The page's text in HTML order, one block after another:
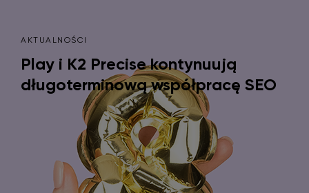
AKTUALNOŚCI
Play i K2 Precise kontynuują
długoterminową współpracę SEO